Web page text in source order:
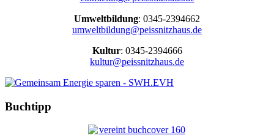
Umweltbildung: 0345-2394662
umweltbildung@peissnitzhaus.de
Kultur: 0345-2394666
kultur@peissnitzhaus.de
Buchtipp